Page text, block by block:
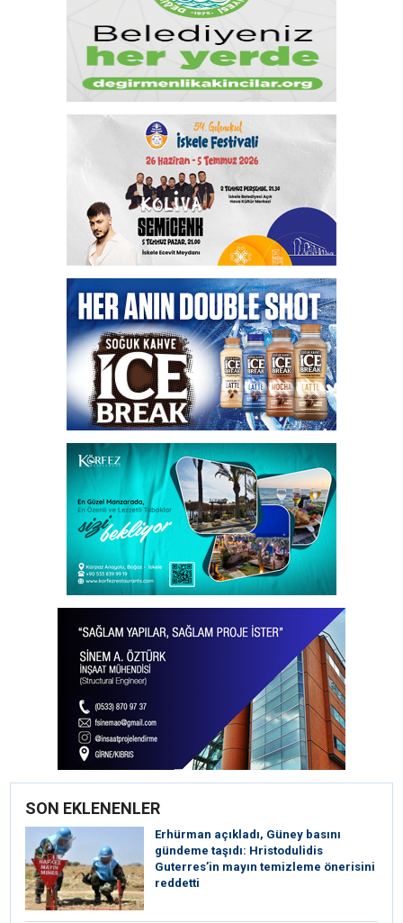
SON EKLENENLER
Erhürman açıkladı, Güney basını
gündeme taşıdı: Hristodulidis
Guterres’in mayın temizleme önerisini
reddetti